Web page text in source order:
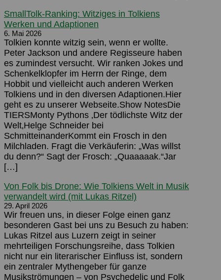
SmallTolk-Ranking: Witziges in Tolkiens
Werken und Adaptionen
6. Mai 2026
Tolkien konnte witzig sein, wenn er wollte.
Peter Jackson und andere Regisseure haben
es zumindest versucht. Wir ranken Jokes und
Schenkelklopfer im Herrn der Ringe, dem
Hobbit und vielleicht auch anderen Werken
Tolkiens und in den diversen Adaptionen.Hier
geht es zu unserer Webseite.Show NotesDie
TIERSMonty Pythons ‚Der tödlichste Witz der
Welt‚Helge Schneider bei
SchmitteinanderKommt ein Frosch in den
Milchladen. Fragt die Verkäuferin: „Was willst
du denn?“ Sagt der Frosch: „Quaaaaak.“Jar
[…]
Von Folk bis Drone: Wie Tolkiens Welt in Musik
verwandelt wird (mit Lukas Ritzel)
29. April 2026
Wir freuen uns, in dieser Folge einen ganz
besonderen Gast bei uns zu Besuch zu haben:
Lukas Ritzel aus Luzern zeigt in seiner
mehrteiligen Forschungsreihe, dass Tolkien
nicht nur ein literarischer Einfluss ist, sondern
ein zentraler Mythengeber für ganze
Musikströmungen – von Psychedelic und Folk